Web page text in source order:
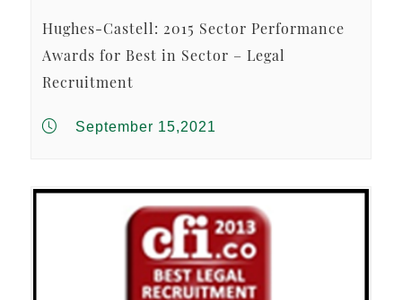
Hughes-Castell: 2015 Sector Performance
Awards for Best in Sector – Legal
Recruitment
September 15,2021